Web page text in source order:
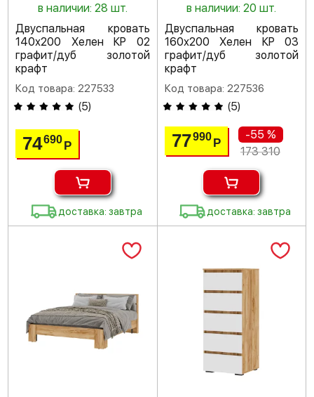
в наличии: 28 шт.
Двуспальная кровать
140х200 Хелен КР 02
графит/дуб золотой
крафт
Код товара: 227533
(5)
74690Р
доставка: завтра
в наличии: 20 шт.
Двуспальная кровать
160х200 Хелен КР 03
графит/дуб золотой
крафт
Код товара: 227536
(5)
77990 Р
-55 %
173 310
доставка: завтра